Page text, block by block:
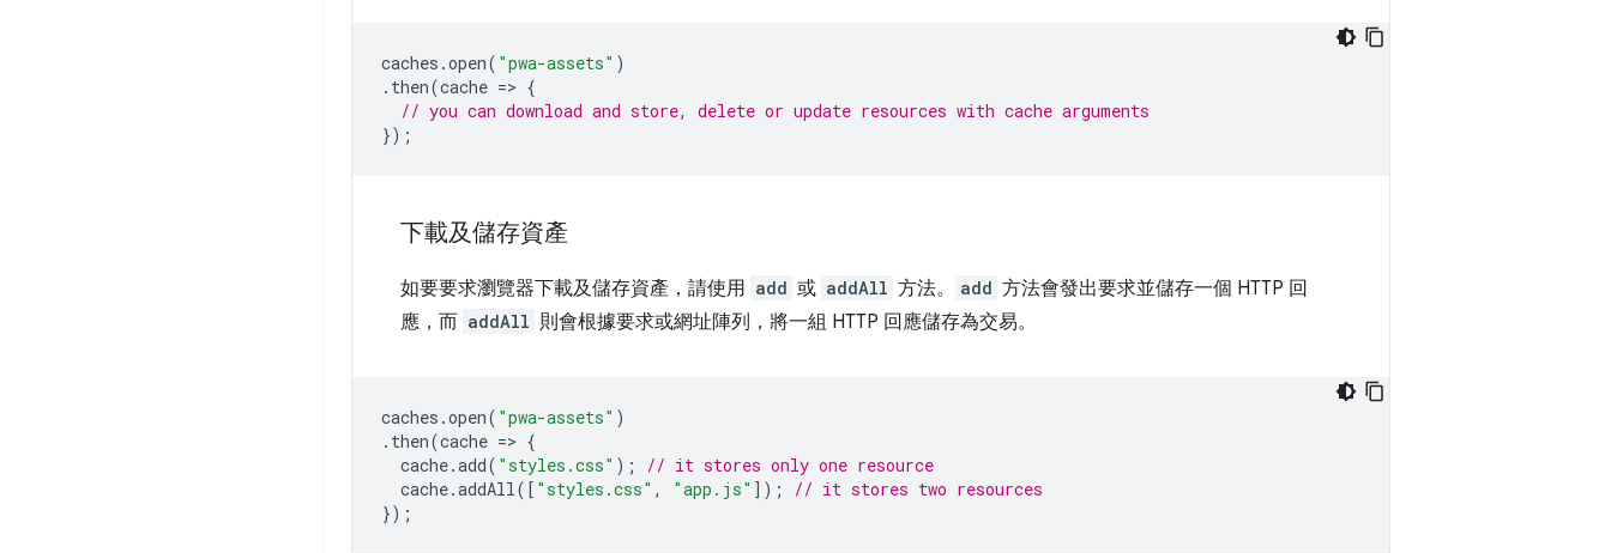
caches .open( "pwa-assets" )
. then(cache => {
// you can download and store, delete or update resources with cache arguments
});
下載及儲存資產
如要要求瀏覽器下載及儲存資產，請使用 add 或 addAll 方法。 add 方法會發出要求並儲存一個 HTTP 回
應，而 addAll 則會根據要求或網址陣列，將一組 HTTP 回應儲存為交易。
caches .open( "pwa-assets" )
. then(cache => {
cache.add( "styles.css" );
// it stores only one resource
cache.addAll([ "styles.css" , "app.js" ]);
// it stores two resources
});